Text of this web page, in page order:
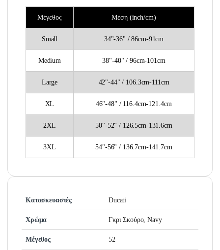
Μέγεθος Μέση (inch/cm)
Small 34"-36" / 86cm-91cm
Medium 38"-40" / 96cm-101cm
Large 42"-44" / 106.3cm-111cm
XL 46"-48" / 116.4cm-121.4cm
2XL 50"-52" / 126.5cm-131.6cm
3XL 54"-56" / 136.7cm-141.7cm
Κατασκευαστές Ducati
Χρώμα Γκρι Σκούρο, Navy
Μέγεθος 52